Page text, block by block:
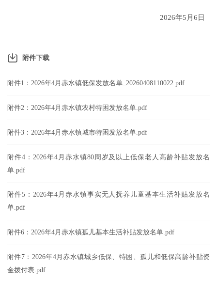
2026年5月6日
附件下载
附件1：2026年4月赤水镇低保发放名单_20260408110022.pdf
附件2：2026年4月赤水镇农村特困发放名单.pdf
附件3：2026年4月赤水镇城市特困发放名单.pdf
附件4：2026年4月赤水镇80周岁及以上低保老人高龄补贴发放名
单.pdf
附件5：2026年4月赤水镇事实无人抚养儿童基本生活补贴发放名
单.pdf
附件6：2026年4月赤水镇孤儿基本生活补贴发放名单.pdf
附件7：2026年4月赤水镇城乡低保、特困、孤儿和低保高龄补贴资
金拨付表.pdf